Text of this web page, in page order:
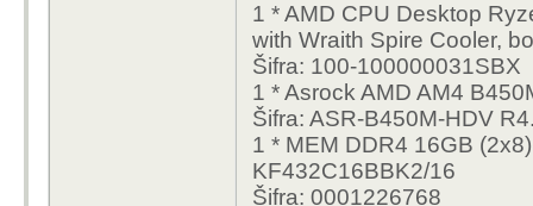
1 * AMD CPU Desktop
with Wraith Spire Cooler,
Šifra: 100-100000031SBX
1 * Asrock AMD AM4
Šifra: ASR-B450M-HDV
1 * MEM DDR4 16GB
KF432C16BBK2/16
Šifra: 0001226768